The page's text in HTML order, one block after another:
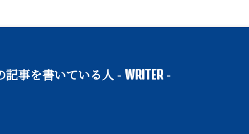
記事を書いている人 - WRITER-